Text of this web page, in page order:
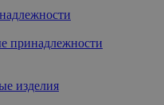
принадлежности
изделия